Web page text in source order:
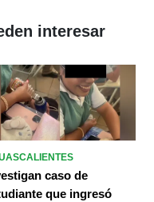
interesar
caso de
que ingresó